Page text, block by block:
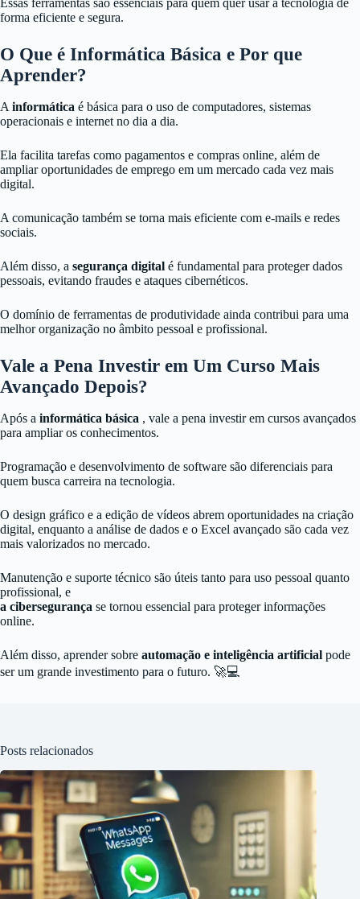
Essas ferramentas são essenciais para quem quer usar a tecnologia de
forma eficiente e segura.
O Que é Informática Básica e Por que
Aprender?
A informática é básica para o uso de computadores, sistemas
operacionais e internet no dia a dia.
Ela facilita tarefas como pagamentos e compras online, além de
ampliar oportunidades de emprego em um mercado cada vez mais
digital.
A comunicação também se torna mais eficiente com e-mails e redes
sociais.
Além disso, a segurança digital é fundamental para proteger dados
pessoais, evitando fraudes e ataques cibernéticos.
O domínio de ferramentas de produtividade ainda contribui para uma
melhor organização no âmbito pessoal e profissional.
Vale a Pena Investir em Um Curso Mais
Avançado Depois?
Após a informática básica , vale a pena investir em cursos avançados
para ampliar os conhecimentos.
Programação e desenvolvimento de software são diferenciais para
quem busca carreira na tecnologia.
O design gráfico e a edição de vídeos abrem oportunidades na criação
digital, enquanto a análise de dados e o Excel avançado são cada vez
mais valorizados no mercado.
Manutenção e suporte técnico são úteis tanto para uso pessoal quanto
profissional, e
a cibersegurança se tornou essencial para proteger informações
online.
Além disso, aprender sobre automação e inteligência artificial pode
ser um grande investimento para o futuro. 🚀💻
Posts relacionados